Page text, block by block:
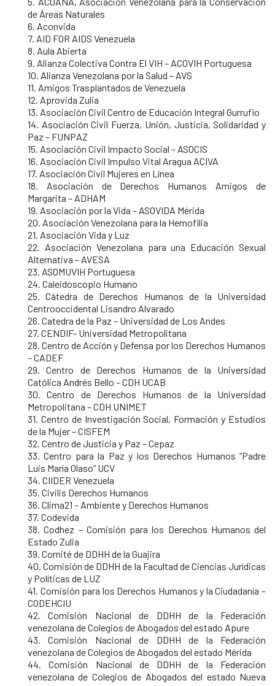
de Áreas Naturales
6. Aconvida
7. AID FOR AIDS Venezuela
8. Aula Abierta
9. Alianza Colectiva Contra El VIH – ACOVIH Portuguesa
10. Alianza Venezolana por la Salud – AVS
11. Amigos Trasplantados de Venezuela
12. Aprovida Zulia
13. Asociación Civil Centro de Educación Integral Gurrufio
14. Asociación Civil Fuerza, Unión, Justicia, Solidaridad y
Paz – FUNPAZ
15. Asociación Civil Impacto Social – ASOCIS
16. Asociación Civil Impulso Vital Aragua ACIVA
17. Asociación Civil Mujeres en Línea
18. Asociación de Derechos Humanos Amigos de
Margarita – ADHAM
19. Asociación por la Vida – ASOVIDA Mérida
20. Asociación Venezolana para la Hemofilia
21. Asociación Vida y Luz
22. Asociación Venezolana para una Educación Sexual
Alternativa – AVESA
23. ASOMUVIH Portuguesa
24. Caleidoscopio Humano
25. Cátedra de Derechos Humanos de la Universidad
Centrooccidental Lisandro Alvarado
26. Catedra de la Paz – Universidad de Los Andes
27. CENDIF- Universidad Metropolitana
28. Centro de Acción y Defensa por los Derechos Humanos
– CADEF
29. Centro de Derechos Humanos de la Universidad
Católica Andrés Bello – CDH UCAB
30. Centro de Derechos Humanos de la Universidad
Metropolitana – CDH UNIMET
31. Centro de Investigación Social, Formación y Estudios
de la Mujer – CISFEM
32. Centro de Justicia y Paz – Cepaz
33. Centro para la Paz y los Derechos Humanos “Padre
Luis María Olaso” UCV
34. CIIDER Venezuela
35. Civilis Derechos Humanos
36. Clima21 – Ambiente y Derechos Humanos
37. Codevida
38. Codhez – Comisión para los Derechos Humanos del
Estado Zulia
39. Comité de DDHH de la Guajira
40. Comisión de DDHH de la Facultad de Ciencias Jurídicas
y Políticas de LUZ
41. Comisión para los Derechos Humanos y la Ciudadanía –
CODEHCIU
42. Comisión Nacional de DDHH de la Federación
venezolana de Colegios de Abogados del estado Apure
43. Comisión Nacional de DDHH de la Federación
venezolana de Colegios de Abogados del estado Mérida
44. Comisión Nacional de DDHH de la Federación
venezolana de Colegios de Abogados del estado Nueva